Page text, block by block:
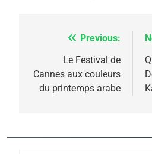
Navigation
l’article
Previous:
Le Festival de
Cannes aux couleurs
du printemps arabe
2025,
6